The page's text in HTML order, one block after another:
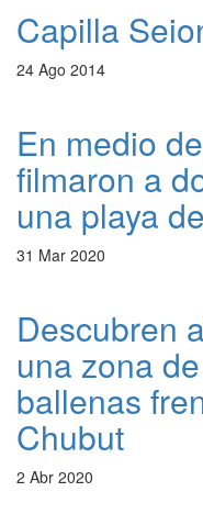
Capilla
24 Ago 2014
En medio
filmaron a
una playa
31 Mar 2020
Descubren
una zona
ballenas
Chubut
2 Abr 2020